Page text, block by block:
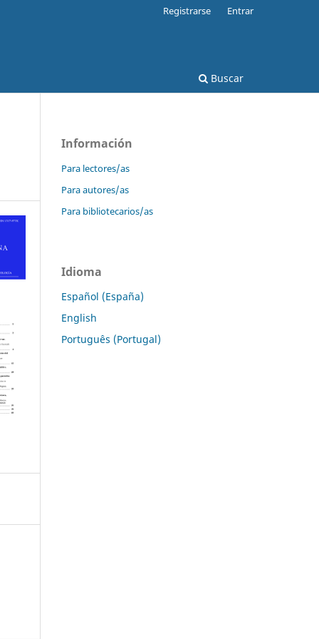
Buscar
Registrarse Entrar
Información
Para lectores/as
Para autores/as
Para bibliotecarios/as
Idioma
Español (España)
English
Português (Portugal)